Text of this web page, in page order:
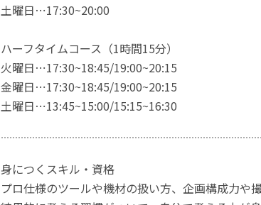
土曜日⋯17:30~20:00
ハーフタイムコース（1時間15分）
火曜日⋯17:30~18:45/19:00~20:15
金曜日⋯17:30~18:45/19:00~20:15
土曜日⋯13:45~15:00/15:15~16:30
身につくスキル・資格
プロ仕様のツールや機材の扱い方、企画構成力や